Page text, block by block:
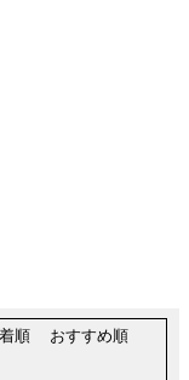
順
おすすめ順